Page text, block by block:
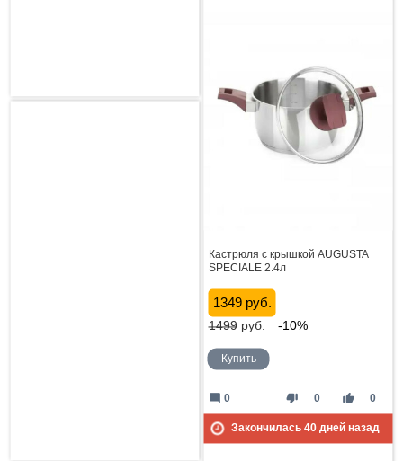
Кастрюля с крышкой AUGUSTA
SPECIALE 2.4л
1349 руб.
1499руб. -10%
Купить
thumb_down 0 thumb_up 0
mode_comment 0
Закончилась 40дней назад